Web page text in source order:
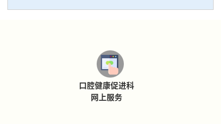
口腔健康促进科
网上服务